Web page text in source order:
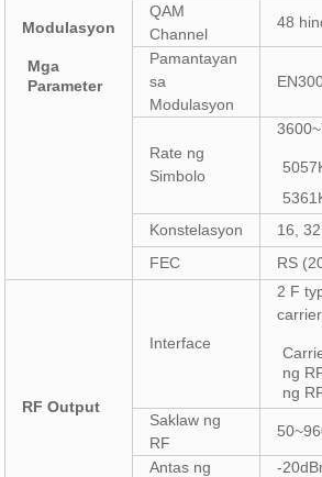
Modulasyon
Mga
Parameter
QAM
Channel
48
Pamantayan
sa
Modulasyon
Rate ng
Simbolo
Konstelasyon
16,
FEC
RS
RF Output
Interface
2 F
ng
ng
Saklaw ng
RF
Antas ng
-